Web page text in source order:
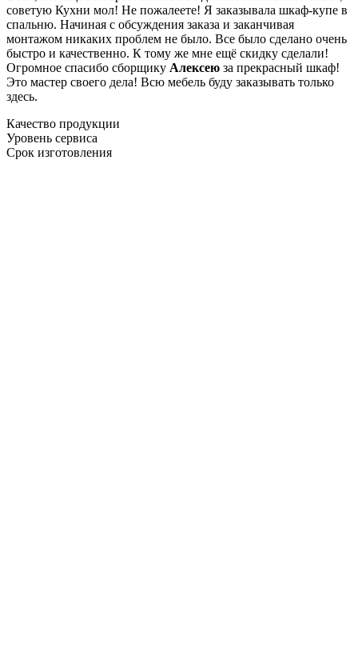
советую Кухни мол! Не пожалеете! Я заказывала шкаф-купе в
спальню. Начиная с обсуждения заказа и заканчивая
монтажом никаких проблем не было. Все было сделано очень
быстро и качественно. К тому же мне ещё скидку сделали!
Огромное спасибо сборщику Алексею за прекрасный шкаф!
Это мастер своего дела! Всю мебель буду заказывать только
здесь.
Качество продукции
Уровень сервиса
Срок изготовления